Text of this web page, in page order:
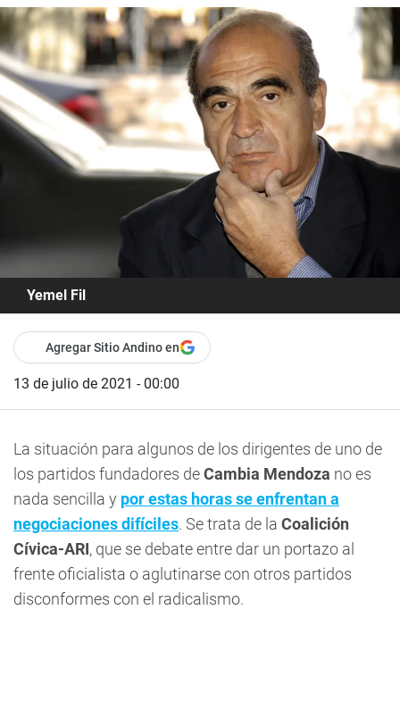
Yemel Fil
Agregar Sitio Andino en
13 de julio de 2021 - 00:00
La situación para algunos de los dirigentes de uno de
los partidos fundadores deCambia Mendoza no es
nada sencilla y por estas horas se enfrentan a
negociaciones difíciles. Se trata de la Coalición
Cívica-ARI, que se debate entre dar un portazo al
frente oficialista o aglutinarse con otros partidos
disconformes con el radicalismo.